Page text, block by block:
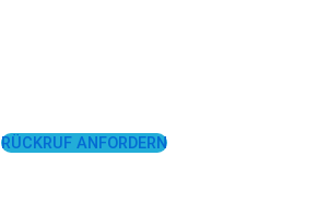
RÜCKRUF ANFORDERN